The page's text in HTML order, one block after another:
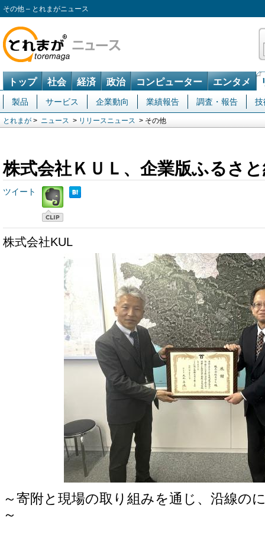
その他 – とれまがニュース
トップ 社会 経済 政治 コンピューター エンタメ
製品 サービス 企業動向 業績報告 調査・報告 技
とれまが > ニュース > リリースニュース > その他
株式会社ＫＵＬ、企業版ふるさ
ツイート
株式会社KUL
～寄附と現場の取り組みを通じ、沿線の
～